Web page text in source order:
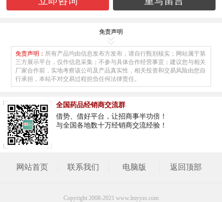
免责声明
免责声明： 所有产品均由信息发布方发布，请自行甄别核实；网站属于第
三方展示平台，仅作信息采集；不参与具体合作经营事宜；建议您与相关
厂家合作前，实地考察该公司及产品真实性，相关投资和交易风险由您自
行承担，本站不对交易过程担负任何法律责任。
全国药品经销商交流群
借势、借好平台，让招商事半功倍！
与全国各地数十万经销商交流经验！
网站首页 联系我们 电脑版 返回顶部
Copyright 2008-2021 www.lmyyzs.com